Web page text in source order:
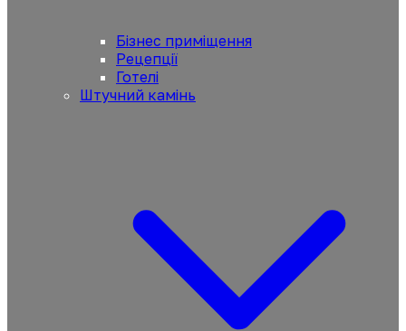
Бізнес приміщення
Рецепції
Готелі
Штучний камінь